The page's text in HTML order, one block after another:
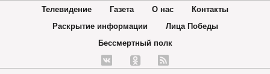
Телевидение Газета О нас
Контакты
Раскрытие информации
Лица Победы
Бессмертный полк